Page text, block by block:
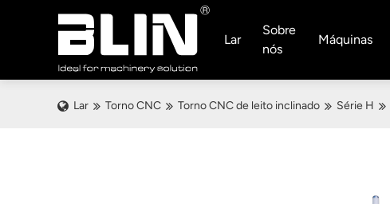
Lar
Sobre
nós
Máquinas
Lar Torno CNC Torno CNC de leito inclinado Série H